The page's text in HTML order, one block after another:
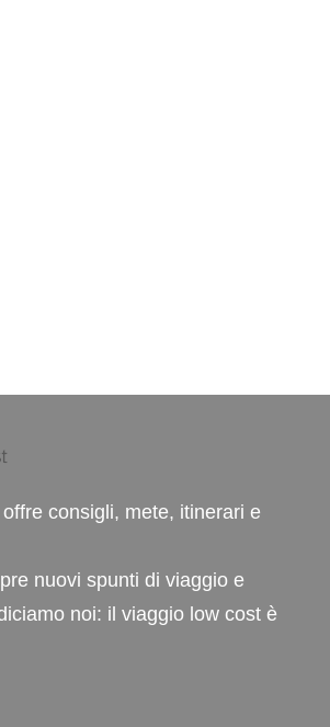
consigli, mete, itinerari e
nuovi spunti di viaggio e
noi: il viaggio low cost è